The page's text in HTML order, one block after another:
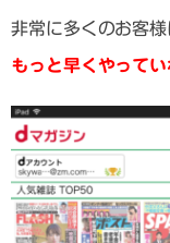
非常に多くのお客
もっと早くやってい